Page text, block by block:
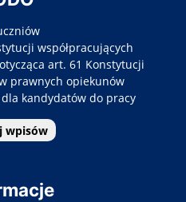
współpracujących
art. 61 Konstytucji
prawnych opiekunów
kandydatów do pracy
wpisów